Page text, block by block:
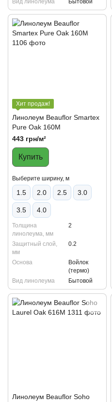
Вид линолеума
Бытовой
Хит продаж!
Линолеум Beauflor Smartex
Pure Oak 160M
443 грн/м²
Купить
Выберите ширину, м
1.5 2.0 2.5 3.0
3.5 4.0
Толщина
линолеума, мм
2
Защитный слой,
мм
0.2
Основа
Войлок
(термо)
Вид линолеума
Бытовой
Линолеум Beauflor Soho